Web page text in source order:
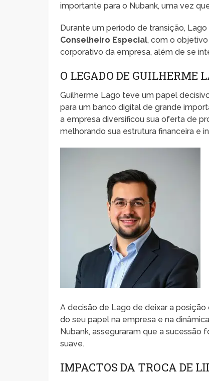
importante para o Nubank, uma vez
Durante um período de transição,
Conselheiro Especial, com o
corporativo da empresa, além de se
O LEGADO DE GUILHERME
Guilherme Lago teve um papel
para um banco digital de grande
a empresa diversificou sua oferta de
melhorando sua estrutura financeira e
A decisão de Lago de deixar a
do seu papel na empresa e na
Nubank, asseguraram que a sucessão
suave.
IMPACTOS DA TROCA DE